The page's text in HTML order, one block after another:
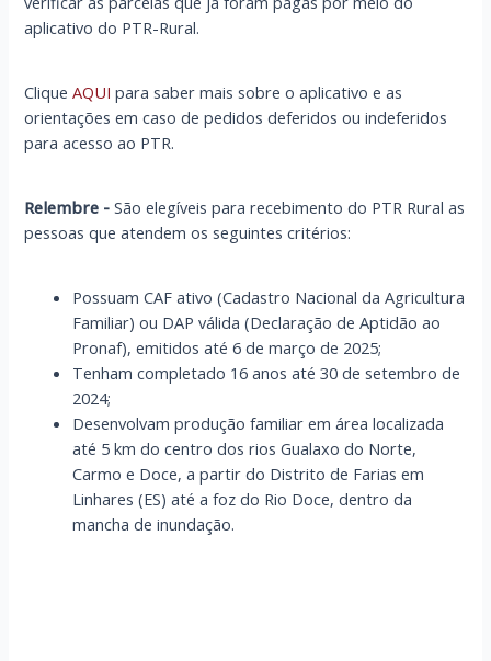
aplicativo do PTR-Rural.
CliqueAQUI para saber mais sobre o aplicativo e as
orientações em caso de pedidos deferidos ou indeferidos
para acesso ao PTR.
Relembre -São elegíveis para recebimento do PTR Rural as
pessoas que atendem os seguintes critérios:
Possuam CAF ativo (Cadastro Nacional da Agricultura
Familiar) ou DAP válida (Declaração de Aptidão ao
Pronaf), emitidosaté 6 de março de 2025;
Tenham completado 16 anosaté 30 de setembro de
2024;
Desenvolvam produção familiar em área localizada
até 5 km do centro dos rios Gualaxo do Norte,
Carmo e Doce, a partir do Distrito de Farias em
Linhares (ES) até a foz do Rio Doce, dentro da
mancha de inundação.